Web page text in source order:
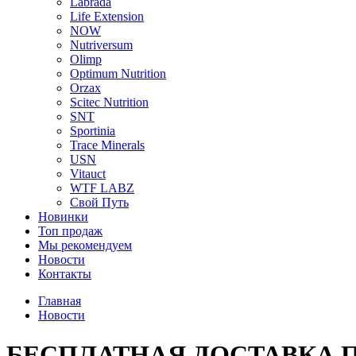
Life Extension
NOW
Nutriversum
Olimp
Optimum Nutrition
Orzax
Scitec Nutrition
SNT
Sportinia
Trace Minerals
USN
Vitauct
WTF LABZ
Свой Путь
Новинки
Топ продаж
Мы рекомендуем
Новости
Контакты
Главная
Новости